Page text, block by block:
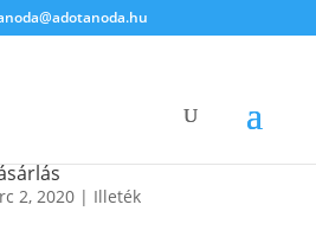
2, 2020| Illeték